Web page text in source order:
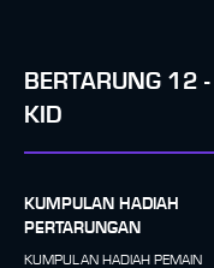
BERTARUNG 12 -
KID
KUMPULAN HADIAH
PERTARUNGAN
KUMPULAN HADIAH PEMAIN